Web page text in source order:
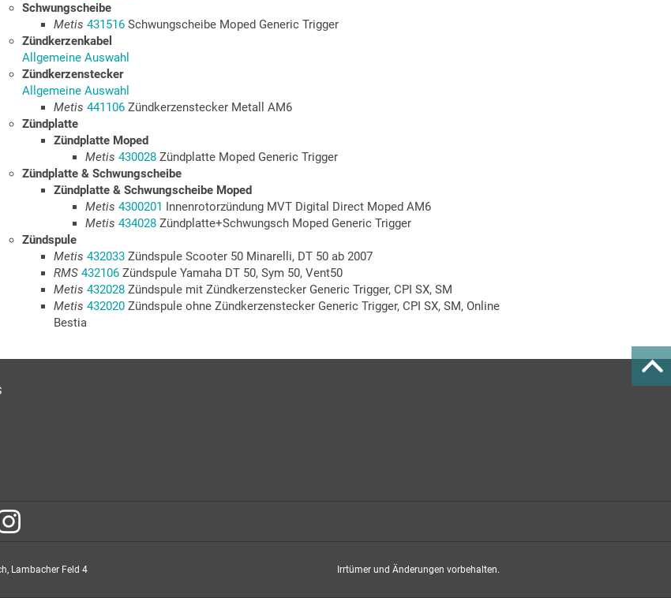
Schwungscheibe
Metis 431516 Schwungscheibe Moped Generic Trigger
Zündkerzenkabel
Allgemeine Auswahl
Zündkerzenstecker
Allgemeine Auswahl
Metis 441106 Zündkerzenstecker Metall AM6
Zündplatte
Zündplatte Moped
Metis 430028 Zündplatte Moped Generic Trigger
Zündplatte & Schwungscheibe
Zündplatte & Schwungscheibe Moped
Metis 4300201 Innenrotorzündung MVT Digital Direct Moped AM6
Metis 434028 Zündplatte+Schwungsch Moped Generic Trigger
Zündspule
Metis 432033 Zündspule Scooter 50 Minarelli, DT 50 ab 2007
RMS 432106 Zündspule Yamaha DT 50, Sym 50, Vent50
Metis 432028 Zündspule mit Zündkerzenstecker Generic Trigger, CPI SX, SM
Metis 432020 Zündspule ohne Zündkerzenstecker Generic Trigger, CPI SX, SM, Online
Bestia
Lambacher Feld 4 Irrtümer und Änderungen vorbehalten.